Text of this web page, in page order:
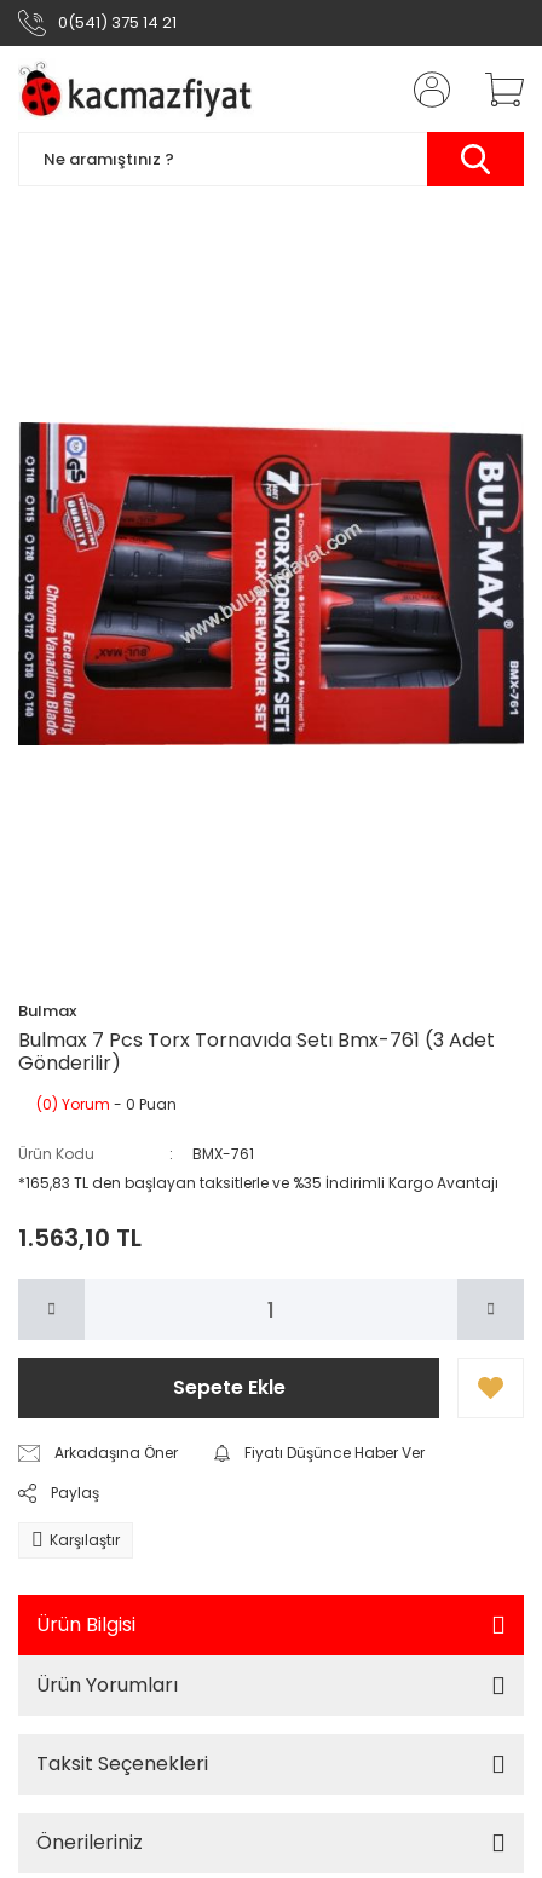
0(541) 375 14 21
Bulmax
Bulmax 7 Pcs Torx Tornavıda Setı Bmx-761 (3 Adet
Gönderilir)
(0) Yorum - 0 Puan
Ürün Kodu
BMX-761
*165,83 TL den başlayan taksitlerle ve %35 İndirimli Kargo Avantajı
1.563,10 TL
Sepete Ekle
Arkadaşına Öner
Fiyatı Düşünce Haber Ver
Paylaş
Karşılaştır
Ürün Bilgisi
Ürün Yorumları
Taksit Seçenekleri
Önerileriniz